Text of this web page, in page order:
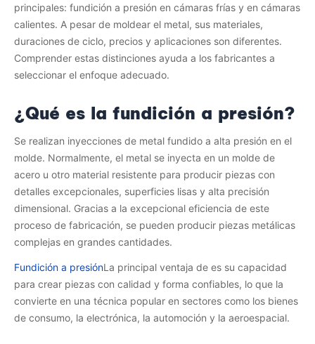
principales: fundición a presión en cámaras frías y en cámaras
calientes. A pesar de moldear el metal, sus materiales,
duraciones de ciclo, precios y aplicaciones son diferentes.
Comprender estas distinciones ayuda a los fabricantes a
seleccionar el enfoque adecuado.
¿Qué es la fundición a presión?
Se realizan inyecciones de metal fundido a alta presión en el
molde. Normalmente, el metal se inyecta en un molde de
acero u otro material resistente para producir piezas con
detalles excepcionales, superficies lisas y alta precisión
dimensional. Gracias a la excepcional eficiencia de este
proceso de fabricación, se pueden producir piezas metálicas
complejas en grandes cantidades.
Fundición a presiónLa principal ventaja de es su capacidad
para crear piezas con calidad y forma confiables, lo que la
convierte en una técnica popular en sectores como los bienes
de consumo, la electrónica, la automoción y la aeroespacial.